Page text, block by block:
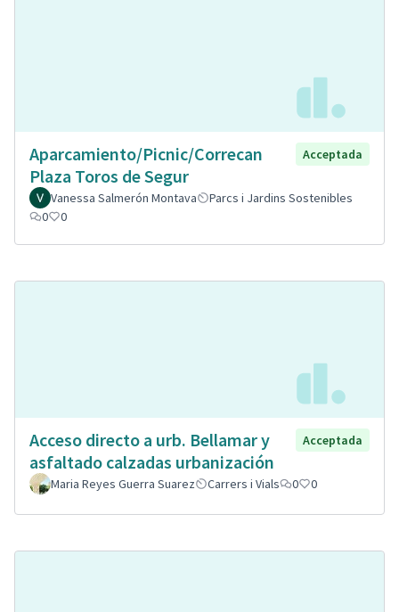
Aparcamiento/Picnic/Correcan
Plaza Toros de Segur
Acceptada
Vanessa Salmerón Montava
Parcs i Jardins Sostenibles
0
0
Acceso directo a urb. Bellamar y
asfaltado calzadas urbanización
Acceptada
Maria Reyes Guerra Suarez Carrers i Vials 0 0